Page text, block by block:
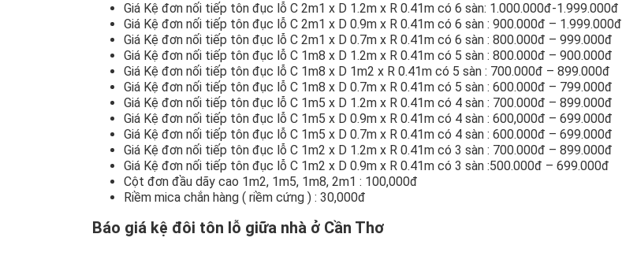
Giá Kệ đơn nối tiếp tôn đục lỗ C 2m1 x D 1.2m x R 0.41m có 6 sàn: 1.000.000đ-1.999.000đ
Giá Kệ đơn nối tiếp tôn đục lỗ C 2m1 x D 0.9m x R 0.41m có 6 sàn : 900.000đ – 1.999.000đ
Giá Kệ đơn nối tiếp tôn đục lỗ C 2m1 x D 0.7m x R 0.41m có 6 sàn : 800.000đ – 999.000đ
Giá Kệ đơn nối tiếp tôn đục lỗ C 1m8 x D 1.2m x R 0.41m có 5 sàn : 800.000đ – 900.000đ
Giá Kệ đơn nối tiếp tôn đục lỗ C 1m8 x D 1m2 x R 0.41m có 5 sàn : 700.000đ – 899.000đ
Giá Kệ đơn nối tiếp tôn đục lỗ C 1m8 x D 0.7m x R 0.41m có 5 sàn : 600.000đ – 799.000đ
Giá Kệ đơn nối tiếp tôn đục lỗ C 1m5 x D 1.2m x R 0.41m có 4 sàn : 700.000đ – 899.000đ
Giá Kệ đơn nối tiếp tôn đục lỗ C 1m5 x D 0.9m x R 0.41m có 4 sàn : 600,000đ – 699.000đ
Giá Kệ đơn nối tiếp tôn đục lỗ C 1m5 x D 0.7m x R 0.41m có 4 sàn : 600.000đ – 699.000đ
Giá Kệ đơn nối tiếp tôn đục lỗ C 1m2 x D 1.2m x R 0.41m có 3 sàn : 700.000đ – 899.000đ
Giá Kệ đơn nối tiếp tôn đục lỗ C 1m2 x D 0.9m x R 0.41m có 3 sàn :500.000đ – 699.000đ
Cột đơn đầu dãy cao 1m2, 1m5, 1m8, 2m1 : 100,000đ
Riềm mica chắn hàng ( riềm cứng ) : 30,000đ
Báo giá kệ đôi tôn lỗ giữa nhà ở Cần Thơ